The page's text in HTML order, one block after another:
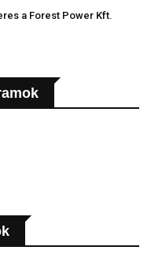
a Forest Power Kft.